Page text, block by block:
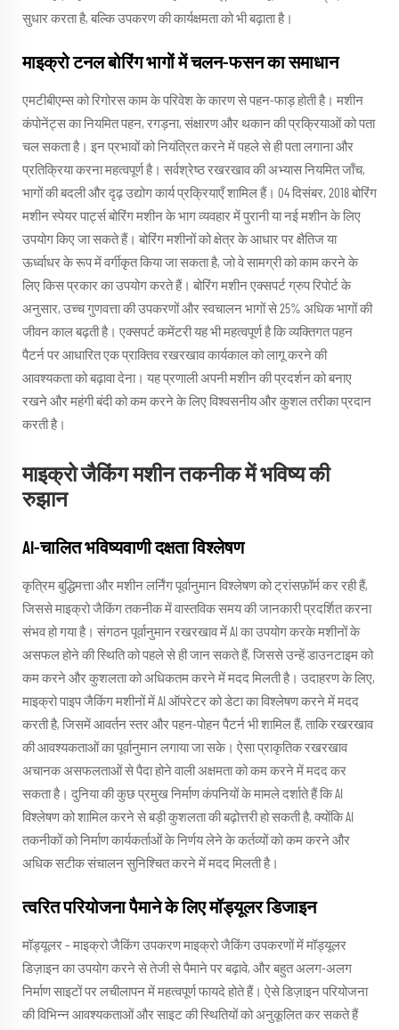
सुधार करता है, बल्कि उपकरण की कार्यक्षमता को भी बढ़ाता है।
माइक्रो टनल बोरिंग भागों में चलन-फसन का समाधान
एमटीबीएम्स को रिगोरस काम के परिवेश के कारण से पहन-फाड़ होती है। मशीन
कंपोनेंट्स का नियमित पहन, रगड़ना, संक्षारण और थकान की प्रक्रियाओं को पता
चल सकता है। इन प्रभावों को नियंत्रित करने में पहले से ही पता लगाना और
प्रतिक्रिया करना महत्वपूर्ण है। सर्वश्रेष्ठ रखरखाव की अभ्यास नियमित जाँच,
भागों की बदली और दृढ़ उद्योग कार्य प्रक्रियाएँ शामिल हैं। 04 दिसंबर, 2018 बोरिंग
मशीन स्पेयर पार्ट्स बोरिंग मशीन के भाग व्यवहार में पुरानी या नई मशीन के लिए
उपयोग किए जा सकते हैं। बोरिंग मशीनों को क्षेत्र के आधार पर क्षैतिज या
ऊर्ध्वाधर के रूप में वर्गीकृत किया जा सकता है, जो वे सामग्री को काम करने के
लिए किस प्रकार का उपयोग करते हैं। बोरिंग मशीन एक्सपर्ट ग्रुप रिपोर्ट के
अनुसार, उच्च गुणवत्ता की उपकरणों और स्वचालन भागों से 25% अधिक भागों की
जीवन काल बढ़ती है। एक्सपर्ट कमेंटरी यह भी महत्वपूर्ण है कि व्यक्तिगत पहन
पैटर्न पर आधारित एक प्राक्तिव रखरखाव कार्यकाल को लागू करने की
आवश्यकता को बढ़ावा देना। यह प्रणाली अपनी मशीन की प्रदर्शन को बनाए
रखने और महंगी बंदी को कम करने के लिए विश्वसनीय और कुशल तरीका प्रदान
करती है।
माइक्रो जैकिंग मशीन तकनीक में भविष्य की
रुझान
AI-चालित भविष्यवाणी दक्षता विश्लेषण
कृत्रिम बुद्धिमत्ता और मशीन लर्निंग पूर्वानुमान विश्लेषण को ट्रांसफ़ॉर्म कर रही हैं,
जिससे माइक्रो जैकिंग तकनीक में वास्तविक समय की जानकारी प्रदर्शित करना
संभव हो गया है। संगठन पूर्वानुमान रखरखाव में AI का उपयोग करके मशीनों के
असफल होने की स्थिति को पहले से ही जान सकते हैं, जिससे उन्हें डाउनटाइम को
कम करने और कुशलता को अधिकतम करने में मदद मिलती है। उदाहरण के लिए,
माइक्रो पाइप जैकिंग मशीनों में AI ऑपरेटर को डेटा का विश्लेषण करने में मदद
करती है, जिसमें आवर्तन स्तर और पहन-पोहन पैटर्न भी शामिल हैं, ताकि रखरखाव
की आवश्यकताओं का पूर्वानुमान लगाया जा सके। ऐसा प्राकृतिक रखरखाव
अचानक असफलताओं से पैदा होने वाली अक्षमता को कम करने में मदद कर
सकता है। दुनिया की कुछ प्रमुख निर्माण कंपनियों के मामले दर्शाते हैं कि AI
विश्लेषण को शामिल करने से बड़ी कुशलता की बढ़ोत्तरी हो सकती है, क्योंकि AI
तकनीकों को निर्माण कार्यकर्ताओं के निर्णय लेने के कर्तव्यों को कम करने और
अधिक सटीक संचालन सुनिश्चित करने में मदद मिलती है।
त्वरित परियोजना पैमाने के लिए मॉड्यूलर डिजाइन
मॉड्यूलर – माइक्रो जैकिंग उपकरण माइक्रो जैकिंग उपकरणों में मॉड्यूलर
डिज़ाइन का उपयोग करने से तेजी से पैमाने पर बढ़ावे, और बहुत अलग-अलग
निर्माण साइटों पर लचीलापन में महत्वपूर्ण फायदे होते हैं। ऐसे डिज़ाइन परियोजना
की विभिन्न आवश्यकताओं और साइट की स्थितियों को अनुकूलित कर सकते हैं